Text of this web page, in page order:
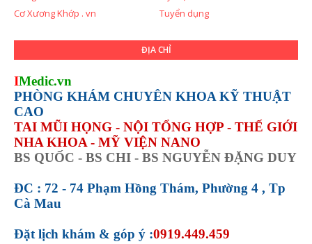
Cơ Xương Khớp . vn
Tuyển dụng
ĐỊA CHỈ
IMedic.vn
PHÒNG KHÁM CHUYÊN KHOA KỸ THUẬT
CAO
TAI MŨI HỌNG - NỘI TỔNG HỢP - THẾ GIỚI
NHA KHOA - MỸ VIỆN NANO
BS QUỐC - BS CHI - BS NGUYỄN ĐẶNG DUY
ĐC : 72 - 74 Phạm Hồng Thám, Phường 4 , Tp
Cà Mau
Đặt lịch khám & góp ý :0919.449.459